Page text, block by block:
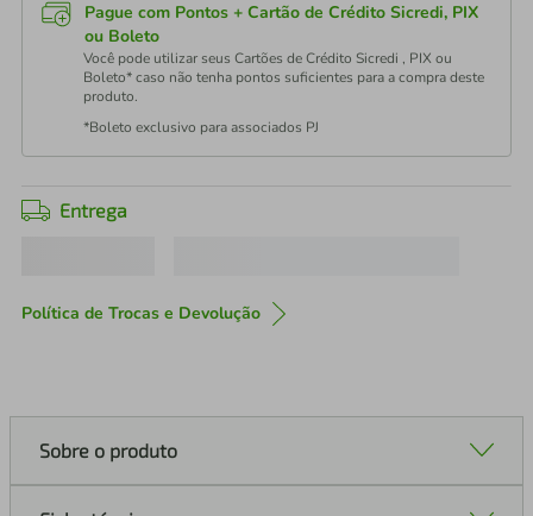
Pague com Pontos + Cartão de Crédito Sicredi, PIX
ou Boleto
Você pode utilizar seus Cartões de Crédito Sicredi , PIX ou
Boleto* caso não tenha pontos suficientes para a compra deste
produto.
*Boleto exclusivo para associados PJ
Entrega
Política de Trocas e Devolução
Sobre o produto